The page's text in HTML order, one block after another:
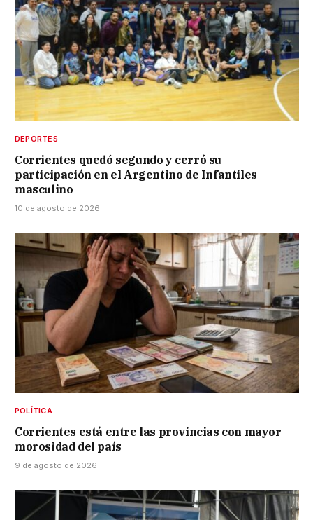
DEPORTES
Corrientes quedó segundo y cerró su
participación en el Argentino de Infantiles
masculino
10 de agosto de 2026
POLÍTICA
Corrientes está entre las provincias con mayor
morosidad del país
9 de agosto de 2026